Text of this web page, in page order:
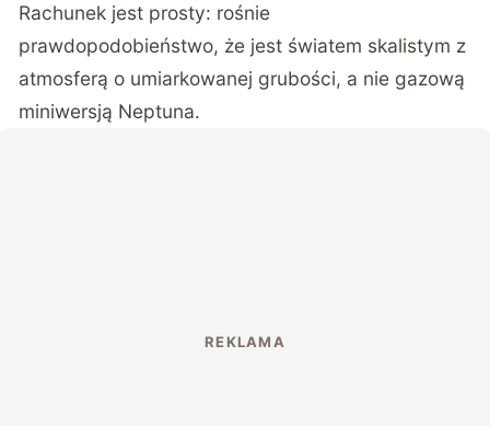
Rachunek jest prosty: rośnie
prawdopodobieństwo, że jest światem skalistym z
atmosferą o umiarkowanej grubości, a nie gazową
miniwersją Neptuna.